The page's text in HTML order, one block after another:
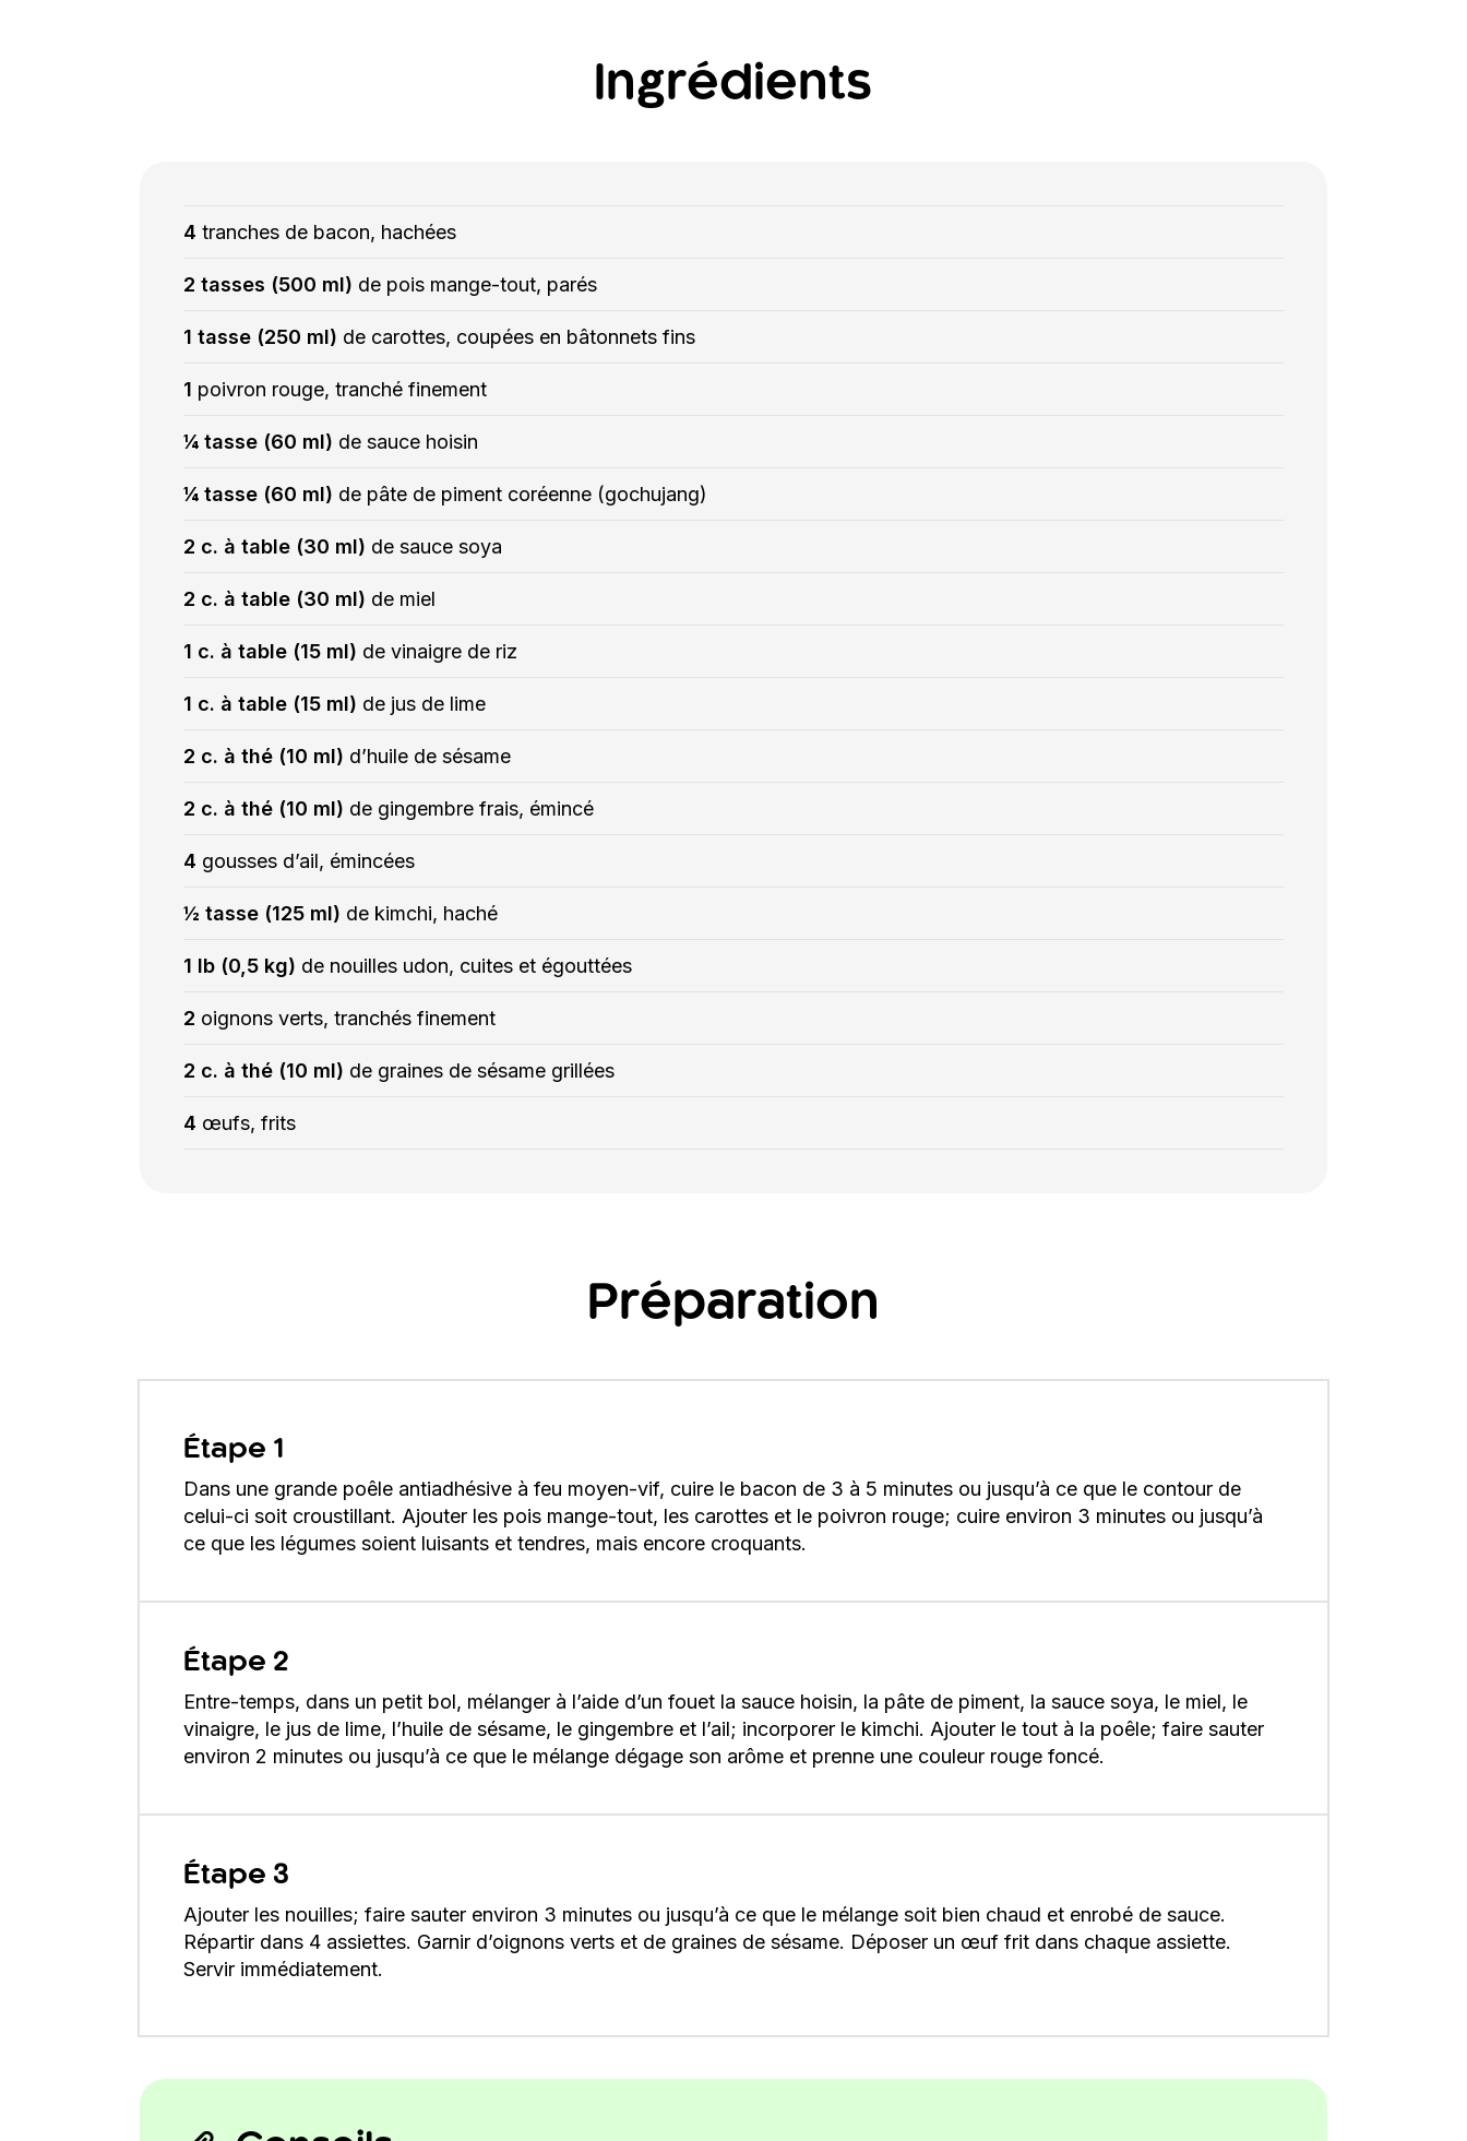
Ingrédients
4 tranches de bacon, hachées
2 tasses (500 ml) de pois mange-tout, parés
1 tasse (250 ml) de carottes, coupées en bâtonnets fins
1 poivron rouge, tranché finement
¼ tasse (60 ml) de sauce hoisin
¼ tasse (60 ml) de pâte de piment coréenne (gochujang)
2 c. à table (30 ml) de sauce soya
2 c. à table (30 ml) de miel
1 c. à table (15 ml) de vinaigre de riz
1 c. à table (15 ml) de jus de lime
2 c. à thé (10 ml) d’huile de sésame
2 c. à thé (10 ml) de gingembre frais, émincé
4 gousses d’ail, émincées
½ tasse (125 ml) de kimchi, haché
1 lb (0,5 kg) de nouilles udon, cuites et égouttées
2 oignons verts, tranchés finement
2 c. à thé (10 ml) de graines de sésame grillées
4 œufs, frits
Préparation
Étape 1
Dans une grande poêle antiadhésive à feu moyen-vif, cuire le bacon de 3 à 5 minutes ou jusqu’à ce que le contour de
celui-ci soit croustillant. Ajouter les pois mange-tout, les carottes et le poivron rouge; cuire environ 3 minutes ou jusqu’à
ce que les légumes soient luisants et tendres, mais encore croquants.
Étape 2
Entre-temps, dans un petit bol, mélanger à l’aide d’un fouet la sauce hoisin, la pâte de piment, la sauce soya, le miel, le
vinaigre, le jus de lime, l’huile de sésame, le gingembre et l’ail; incorporer le kimchi. Ajouter le tout à la poêle; faire sauter
environ 2 minutes ou jusqu’à ce que le mélange dégage son arôme et prenne une couleur rouge foncé.
Étape 3
Ajouter les nouilles; faire sauter environ 3 minutes ou jusqu’à ce que le mélange soit bien chaud et enrobé de sauce.
Répartir dans 4 assiettes. Garnir d’oignons verts et de graines de sésame. Déposer un œuf frit dans chaque assiette.
Servir immédiatement.